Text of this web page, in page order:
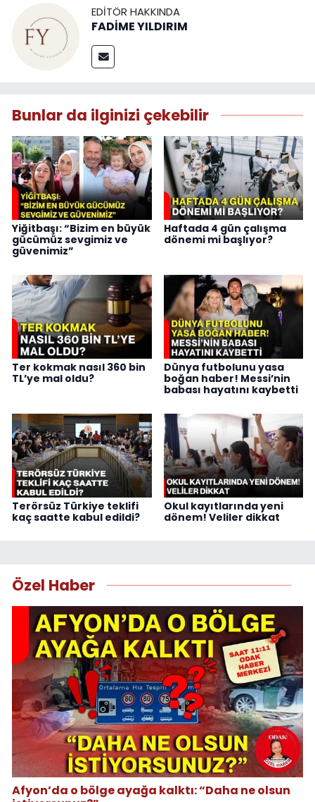
EDITÖR HAKKINDA
FADİME YILDIRIM
Bunlar da ilginizi çekebilir
Yiğitbaşı: “Bizim en büyük
gücümüz sevgimiz ve
güvenimiz”
Haftada 4 gün çalışma
dönemi mi başlıyor?
Ter kokmak nasıl 360 bin
TL’ye mal oldu?
Dünya futbolunu yasa
boğan haber! Messi’nin
babası hayatını kaybetti
Terörsüz Türkiye teklifi
kaç saatte kabul edildi?
Okul kayıtlarında yeni
dönem! Veliler dikkat
Özel Haber
Afyon’da o bölge ayağa kalktı: “Daha ne olsun